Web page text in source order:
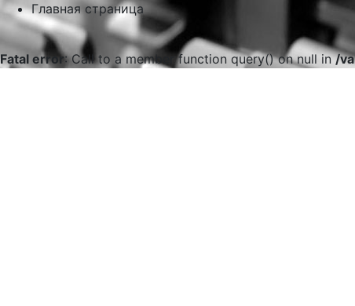
Главная страница
Fatal error: Call to a member function query() on null in/